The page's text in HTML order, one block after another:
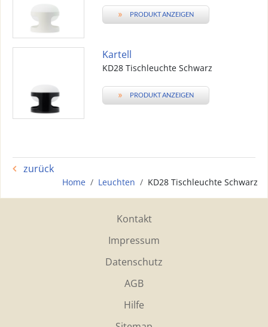
» PRODUKT ANZEIGEN
Kartell
KD28 Tischleuchte Schwarz
» PRODUKT ANZEIGEN
zurück
Home Leuchten KD28 Tischleuchte Schwarz
Kontakt
Impressum
Datenschutz
AGB
Hilfe